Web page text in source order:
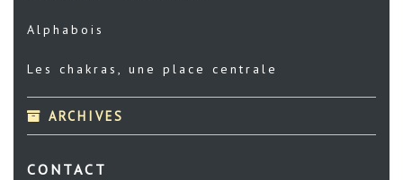
Alphabois
Les chakras, une place centrale
ARCHIVES
CONTACT